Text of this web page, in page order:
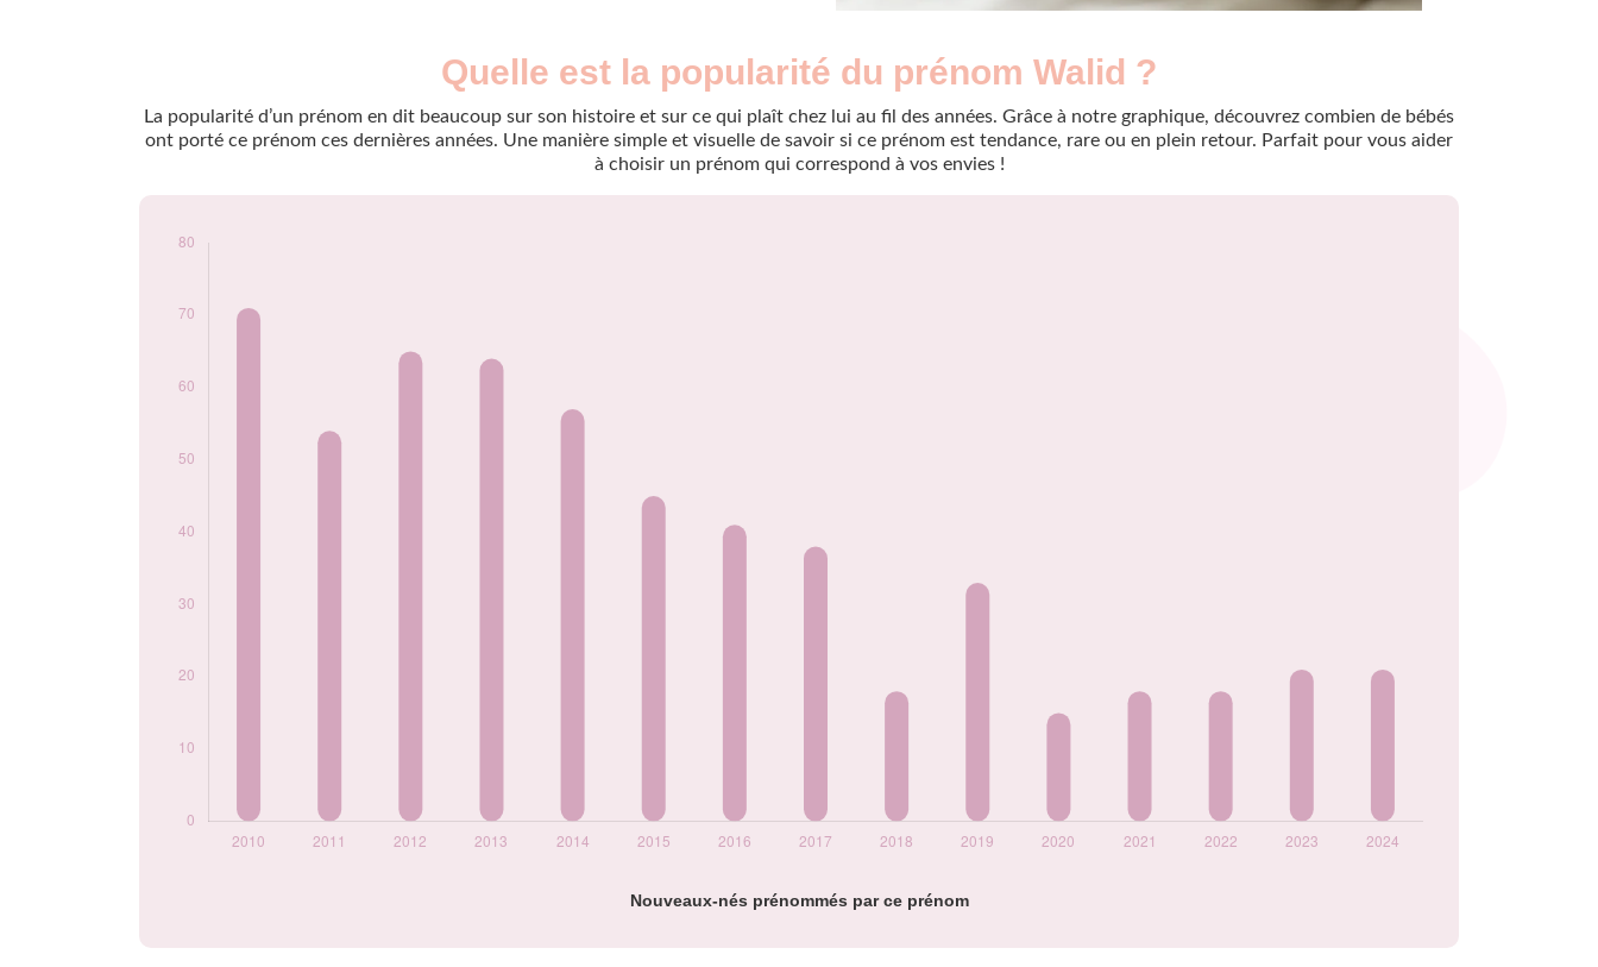
Quelle est la popularité du prénom Walid ?
La popularité d’un prénom en dit beaucoup sur son histoire et sur ce qui plaît chez lui au fil des années. Grâce à notre graphique, découvrez combien de bébés
ont porté ce prénom ces dernières années. Une manière simple et visuelle de savoir si ce prénom est tendance, rare ou en plein retour. Parfait pour vous aider
à choisir un prénom qui correspond à vos envies !
Nouveaux-nés prénommés par ce prénom
Popularité du
2009
73
2010
71
2014
57
2017
2022